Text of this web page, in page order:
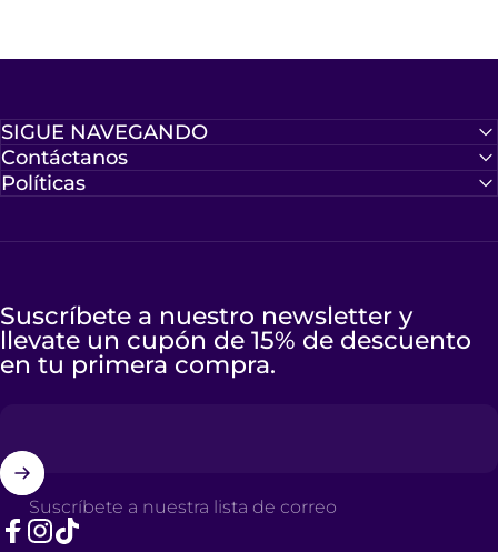
Muy buen producto
ahora me llego una
versión de mas molida
mas refinada y menos
espesa lo cual me parecio
SIGUE NAVEGANDO
Contáctanos
Políticas
Suscríbete a nuestro newsletter y
llevate un cupón de 15% de descuento
en tu primera compra.
Suscríbete a nuestra lista de correo